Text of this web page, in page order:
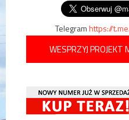
Telegramhttps://
WESPRZYJ PROJEKT